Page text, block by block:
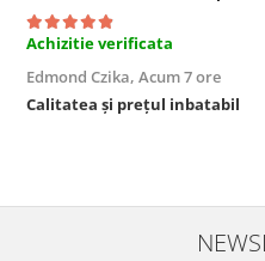
Achizitie verificata
Edmond Czika, Acum 7 ore
Calitatea și prețul inbatabil